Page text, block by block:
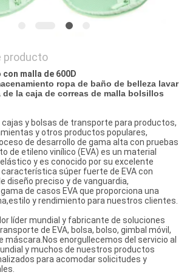
producto
malla de 600D
ropa de baño de belleza lavar
la caja de correas de malla bolsillos
cajas y bolsas de transporte para productos,
y otros productos populares,
de desarrollo de gama alta con pruebas
de etileno vinílico (EVA) es un material
y es conocido por su excelente
súper fuerte de EVA con
diseño preciso y de vanguardia,
de casos EVA que proporciona una
y rendimiento para nuestros clientes.
líder mundial y fabricante de soluciones
de EVA, bolsa, bolso, gimbal móvil,
máscara.Nos enorgullecemos del servicio al
y muchos de nuestros productos
para acomodar solicitudes y